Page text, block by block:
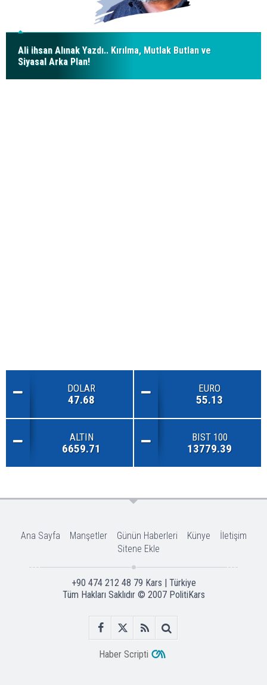
Ali ihsan Alınak Yazdı.. Kırılma, Mutlak Butlan ve
Siyasal Arka Plan!
DOLAR
47.68
EURO
55.13
ALTIN
6659.71
BIST 100
13779.39
Ana Sayfa Manşetler Günün Haberleri Künye
İletişim
Sitene Ekle
+90 474 212 48 79 Kars | Türkiye
Tüm Hakları Saklıdır © 2007 PolitiKars
Haber Scripti